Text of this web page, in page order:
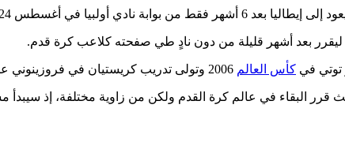
نادي أولبيا في أغسطس 2024.
توتي في كأس العالم
قرر البقاء في عالم كرة القدم ولكن من زاوية مختلفة، إذ